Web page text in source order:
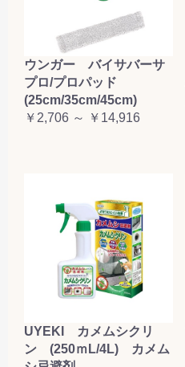
ウンガー バイサバーサ
プロ/プロパッド
(25cm/35cm/45cm)
￥2,706 ～ ￥14,916
UYEKI カメムシクリ
ン (250ｍL/4L) カメム